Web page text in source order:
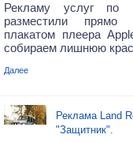
Рекламу услуг по
разместили прямо
плакатом плеера
собираем лишнюю
Далее
Реклама Land
"Защитник".